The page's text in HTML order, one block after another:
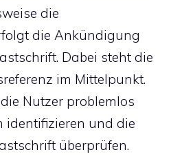
die
die Ankündigung
Dabei steht die
im Mittelpunkt.
Nutzer problemlos
identifizieren und die
überprüfen.